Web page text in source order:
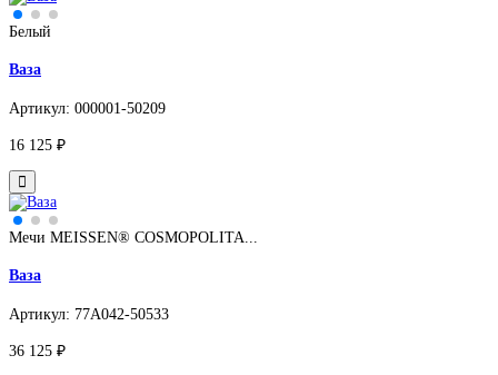
Белый
Ваза
Артикул: 000001-50209
16 125 ₽
Мечи MEISSEN® COSMOPOLITA...
Ваза
Артикул: 77A042-50533
36 125 ₽